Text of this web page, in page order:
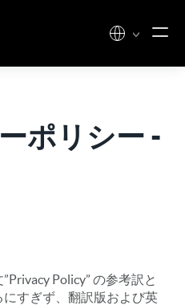
ポリシー -
Policy” の参考訳と
すぎず、翻訳版および英